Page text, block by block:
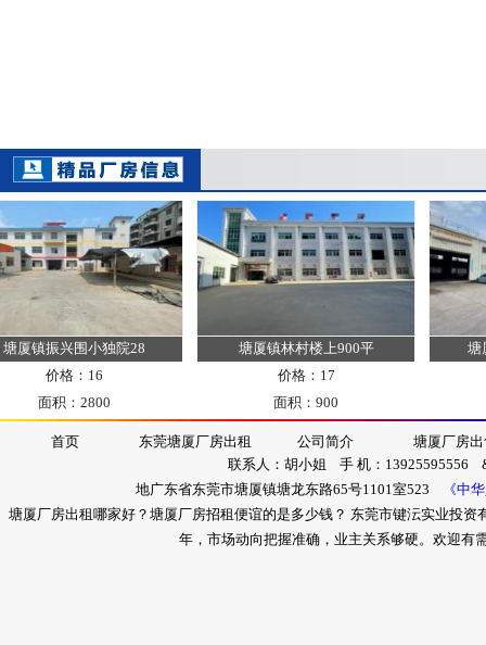
镇振兴围小独院28
价格：16
面积：2800
塘厦镇林村楼上900平
价格：17
面积：900
塘厦
首页 东莞塘厦厂房出租 公司简介
塘厦厂房
联系人：胡小姐 手 机：13925595556
地广东省东莞市塘厦镇塘龙东路65号1101室523
《中
塘厦厂房出租哪家好？塘厦厂房招租便谊的是多少钱？ 东莞市键沄实业投
年，市场动向把握准确，业主关系够硬。欢迎有